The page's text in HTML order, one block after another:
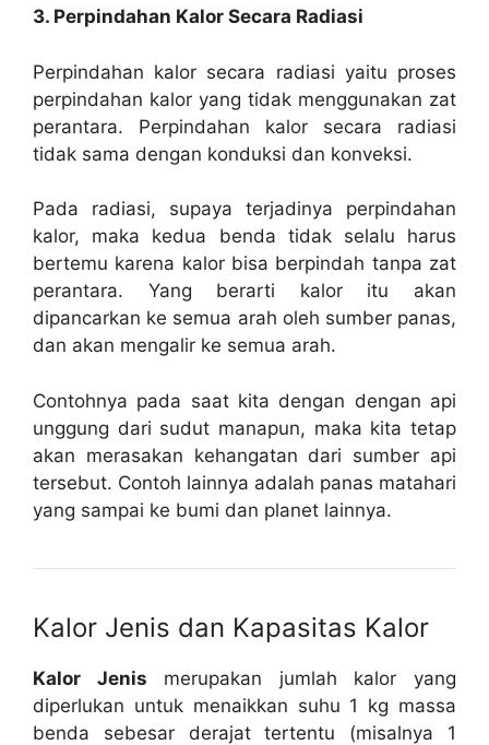
3. Perpindahan Kalor Secara Radiasi
Perpindahan kalor secara radiasi yaitu proses
perpindahan kalor yang tidak menggunakan zat
perantara. Perpindahan kalor secara radiasi
tidak sama dengan konduksi dan konveksi.
Pada radiasi, supaya terjadinya perpindahan
kalor, maka kedua benda tidak selalu harus
bertemu karena kalor bisa berpindah tanpa zat
perantara. Yang berarti kalor itu akan
dipancarkan ke semua arah oleh sumber panas,
dan akan mengalir ke semua arah.
Contohnya pada saat kita dengan dengan api
unggung dari sudut manapun, maka kita tetap
akan merasakan kehangatan dari sumber api
tersebut. Contoh lainnya adalah panas matahari
yang sampai ke bumi dan planet lainnya.
Kalor Jenis dan Kapasitas Kalor
Kalor Jenis merupakan jumlah kalor yang
diperlukan untuk menaikkan suhu 1 kg massa
benda sebesar derajat tertentu (misalnya 1